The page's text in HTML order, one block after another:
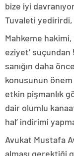
bize iyi
Tuvaleti yedirirdi,
Mahkeme hakimi,
eziyet’ suçundan
sanığın daha
konusunun önem
etkin pişmanlık
dair olumlu
hal’ indirimi
Avukat Mustafa
alması gerektiği